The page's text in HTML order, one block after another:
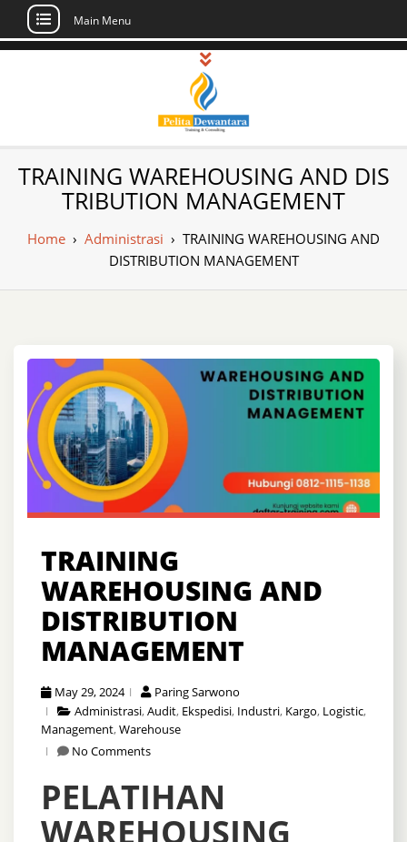
Skip
Main Menu
Pusat Pelatihan
dan Sertifikasi –
Daftar Training
Indonesia
Sertifikasi di Indonesia
TRAINING WAREHOUSING AND DIS
TRIBUTION MANAGEMENT
Home › Administrasi › TRAINING WAREHOUSING AND
DISTRIBUTION MANAGEMENT
TRAINING
WAREHOUSING AND
DISTRIBUTION
MANAGEMENT
May 29, 2024
Paring Sarwono
Administrasi,Audit, Ekspedisi, Industri, Kargo, Logistic,
Management,Warehouse
No Comments
PELATIHAN
WAREHOUSING